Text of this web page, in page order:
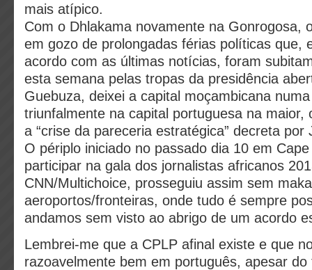
mais atípico.
Com o Dhlakama novamente na Gonrogosa,
em gozo de prolongadas férias políticas que,
acordo com as últimas notícias, foram
esta semana pelas tropas da presidência
Guebuza, deixei a capital moçambicana
triunfalmente na capital portuguesa na maior,
a “crise da pareceria estratégica” decreta por
O périplo iniciado no passado dia 10 em
participar na gala dos jornalistas africanos
CNN/Multichoice, prosseguiu assim sem
aeroportos/fronteiras, onde tudo é sempre
andamos sem visto ao abrigo de um acordo
Lembrei-me que a CPLP afinal existe e que
razoavelmente bem em português, apesar do